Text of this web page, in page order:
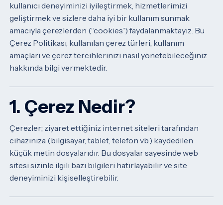
kullanıcı deneyiminizi iyileştirmek, hizmetlerimizi
geliştirmek ve sizlere daha iyi bir kullanım sunmak
amacıyla çerezlerden (“cookies”) faydalanmaktayız. Bu
Çerez Politikası, kullanılan çerez türleri, kullanım
amaçları ve çerez tercihlerinizi nasıl yönetebileceğiniz
hakkında bilgi vermektedir.
1. Çerez Nedir?
Çerezler; ziyaret ettiğiniz internet siteleri tarafından
cihazınıza (bilgisayar, tablet, telefon vb.) kaydedilen
küçük metin dosyalarıdır. Bu dosyalar sayesinde web
sitesi sizinle ilgili bazı bilgileri hatırlayabilir ve site
deneyiminizi kişiselleştirebilir.